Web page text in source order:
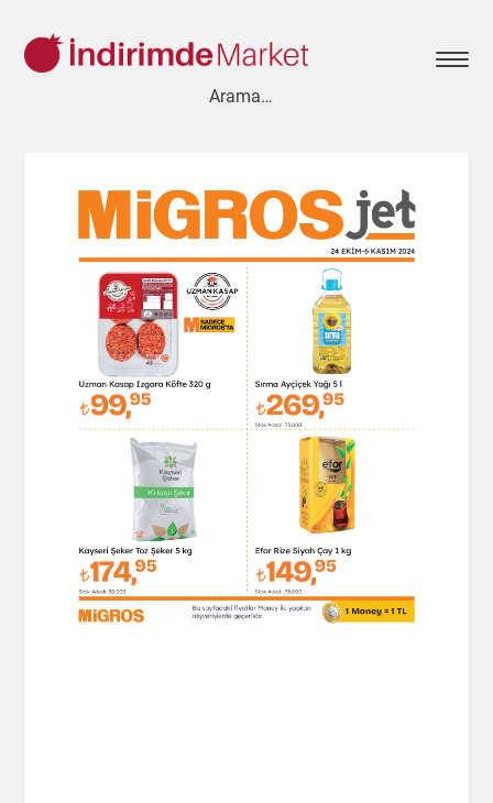
Aksesuar Ayakkabı Baharat Bahçe Bakliyat
Bebek
Beyaz Eşya
Çay & Kahve & Şeker
Cep Telefonu
Çikolata & Bisküvi & Kuruyemiş
Dondurma
Dondurulmuş Ürünler
Et & Balık Ev & Dekorasyon
Gezi & Seyahat
Hazır Soslar Hazır Yemekler Hobi
İçecekler
Kişisel Bakım Kitap & Dergi
Konserve
Küçük Ev Aletleri
Mutfak Ürünleri
Oyuncak
Sağlık Süt Ürünleri & Kahvaltılık
Temizlik
Un & Şeker & Yağ
Yapı & Teknik